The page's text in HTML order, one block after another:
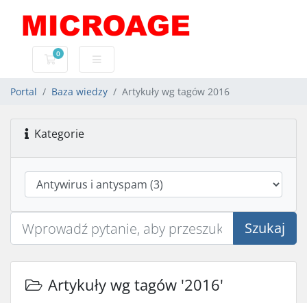
0
Koszyk usług
Portal Baza wiedzy Artykuły wg tagów 2016
Kategorie
Szukaj
Artykuły wg tagów '2016'